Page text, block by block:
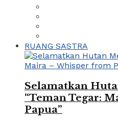
RUANG SASTRA
Selamatkan
“Teman Tegar:
Papua”